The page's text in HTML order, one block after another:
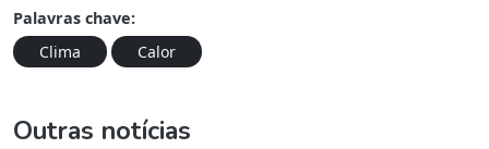
Palavras chave:
Clima
Calor
Outras notícias